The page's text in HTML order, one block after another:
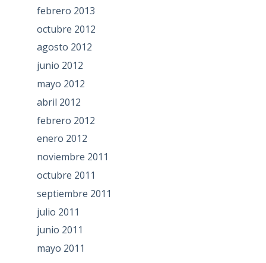
febrero 2013
octubre 2012
agosto 2012
junio 2012
mayo 2012
abril 2012
febrero 2012
enero 2012
noviembre 2011
octubre 2011
septiembre 2011
julio 2011
junio 2011
mayo 2011